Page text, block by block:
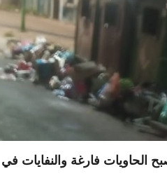
الحاويات فارغة والنفايات في